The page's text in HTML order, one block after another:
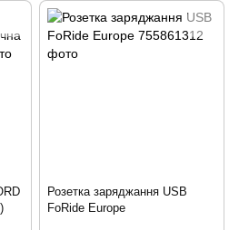
Розетка заряджання USB
FoRide Europe